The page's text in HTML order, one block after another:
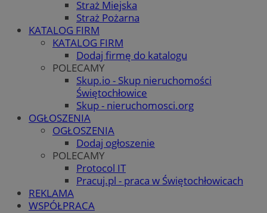
Straż Miejska
Straż Pożarna
KATALOG FIRM
KATALOG FIRM
Dodaj firmę do katalogu
POLECAMY
Skup.io - Skup nieruchomości
Świętochłowice
Skup - nieruchomosci.org
OGŁOSZENIA
OGŁOSZENIA
Dodaj ogłoszenie
POLECAMY
Protocol IT
Pracuj.pl - praca w Świętochłowicach
REKLAMA
WSPÓŁPRACA